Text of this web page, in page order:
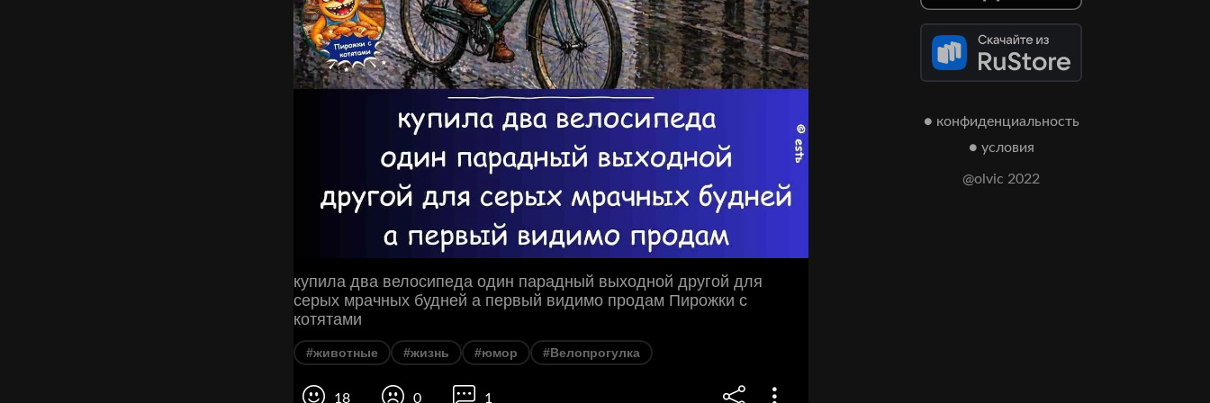
купила два велосипеда один парадный выходной другой для
серых мрачных будней а первый видимо продам Пирожки с
котятами
#животные #жизнь #юмор #Велопрогулка
18 0 1
● конфиденциальность
● условия
@olvic 2022